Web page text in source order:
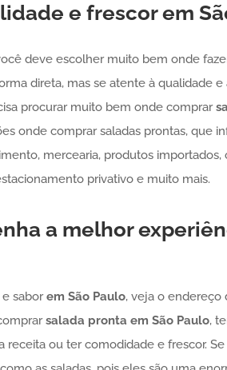
e frescorem
deve escolher muito bem onde
direta, mas se atente à qualidade
procurar muito bem onde comprar
onde comprar saladas prontas, que
mercearia, produtos importados,
privativo e muito mais.
a melhor
saborem São Paulo, veja o endereço
salada pronta em São Paulo,
ou ter comodidade e frescor.